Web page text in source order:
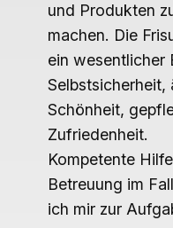
und Produkten
machen. Die
ein wesentlicher
Selbstsicherheit,
Schönheit,
Zufriedenheit.
Kompetente
Betreuung im
ich mir zur